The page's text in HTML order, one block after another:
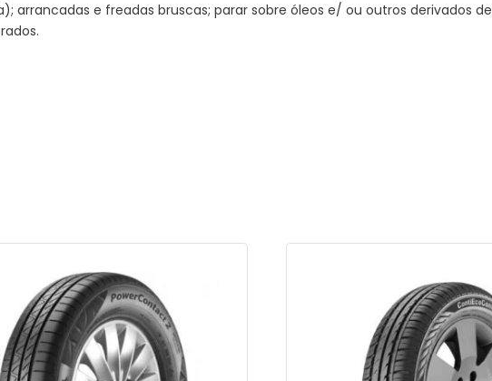
arrancadas e freadas bruscas; parar sobre óleos e/ ou outros derivados de